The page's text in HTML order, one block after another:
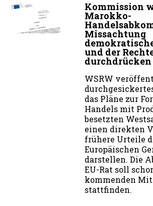
Kommission
Marokko-
Missachtung
und der
durchdrücken
WSRW
das Pläne zur
Handels mit
besetzten
einen direkten
frühere Urteile
Europäischen
darstellen. Die
EU-Rat soll
kommenden
stattfinden.